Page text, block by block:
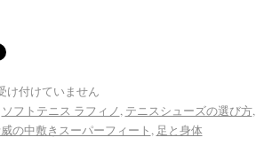
け付けていません
ソフトテニス ラフィノ, テニスシューズの選び方,
の中敷きスーパーフィート , 足と身体